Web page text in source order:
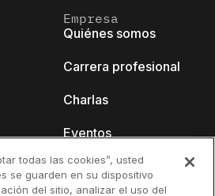
Empresa
Quiénes somos
Carrera profesional
Charlas
Eventos
Blog para
desarrolladores
todas las cookies”, usted
se guarden en su dispositivo
del sitio, analizar el uso del